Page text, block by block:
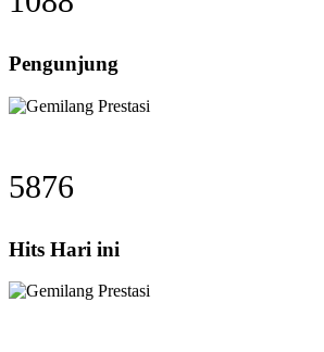
Pengunjung
5876
Hits Hari ini